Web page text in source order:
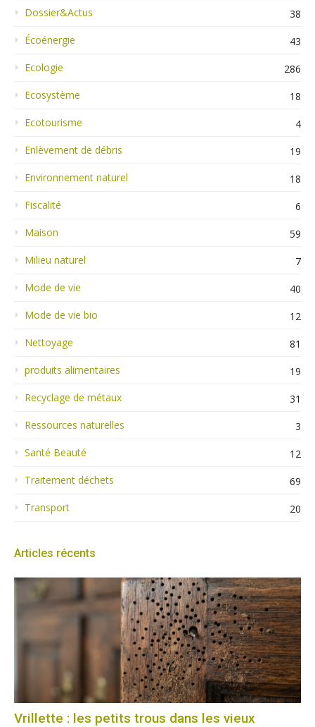
Dossier&Actus
38
Écoénergie
43
Ecologie
286
Ecosystème
18
Ecotourisme
4
Enlèvement de débris
19
Environnement naturel
18
Fiscalité
6
Maison
59
Milieu naturel
7
Mode de vie
40
Mode de vie bio
12
Nettoyage
81
produits alimentaires
19
Recyclage de métaux
31
Ressources naturelles
3
Santé Beauté
12
Traitement déchets
69
Transport
20
Articles récents
Vrillette : les petits trous dans les vieux